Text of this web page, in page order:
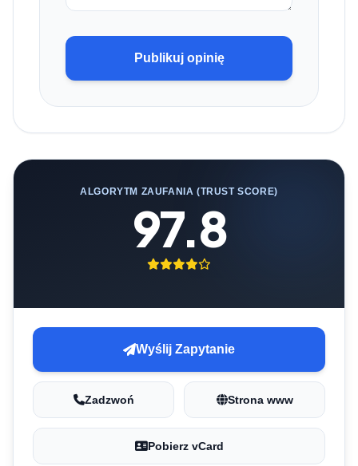
Publikuj opinię
ALGORYTM ZAUFANIA (TRUST SCORE)
97.8
Wyślij Zapytanie
Zadzwoń Strona www
Pobierz vCard